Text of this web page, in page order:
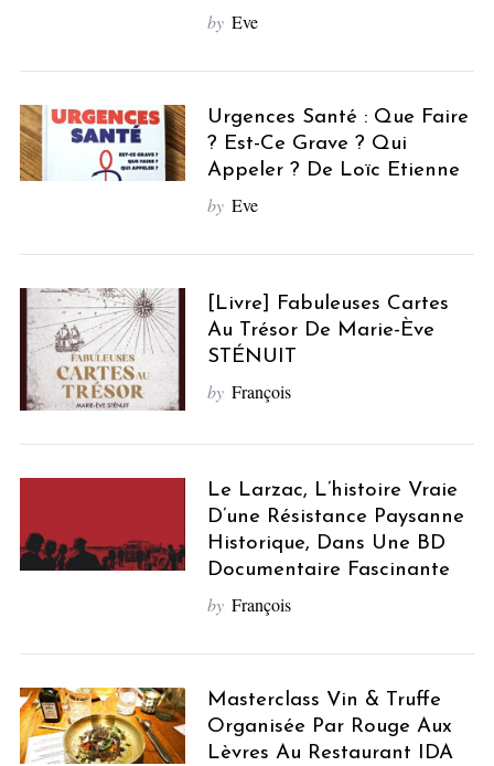
by Eve
Urgences Santé : Que Faire
? Est-Ce Grave ? Qui
Appeler ? De Loïc Etienne
by Eve
[Livre] Fabuleuses Cartes
Au Trésor De Marie-Ève
STÉNUIT
by François
Le Larzac, L’histoire Vraie
D’une Résistance Paysanne
Historique, Dans Une BD
Documentaire Fascinante
by François
Masterclass Vin & Truffe
Organisée Par Rouge Aux
Lèvres Au Restaurant IDA